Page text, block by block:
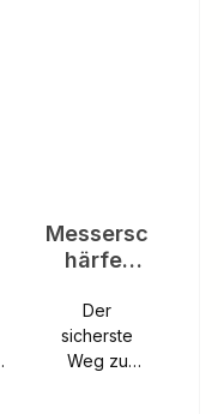
Messersc
härfer
Der
sicherste
Weg zu